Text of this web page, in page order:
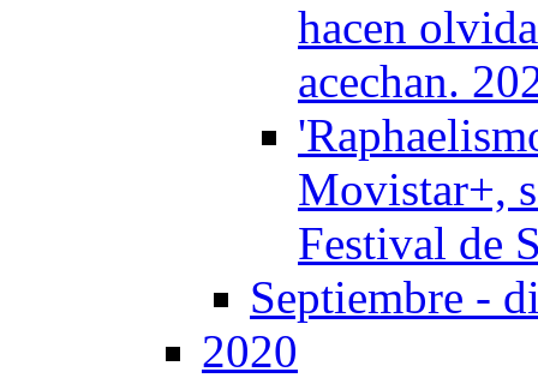
hacen
acechan.
Movistar+,
Festival de
Septiembre -
2020